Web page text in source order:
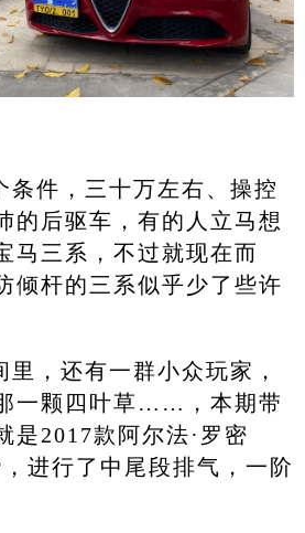
条件，三十万左右、操控
的后驱车，有的人立马想
马三系，不过就现在而
倾杆的三系似乎少了些许
里，还有一群小众玩家，
一颗四叶草……，本期带
是2017款阿尔法·罗密
进行了中尾段排气，一阶